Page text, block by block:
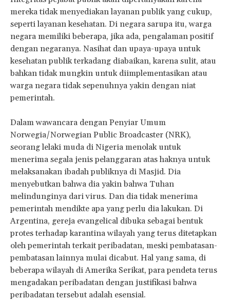
mereka tidak menyediakan layanan publik yang cukup,
seperti layanan kesehatan. Di negara sarupa itu, warga
negara memiliki beberapa, jika ada, pengalaman positif
dengan negaranya. Nasihat dan upaya-upaya untuk
kesehatan publik terkadang diabaikan, karena sulit, atau
bahkan tidak mungkin untuk diimplementasikan atau
warga negara tidak sepenuhnya yakin dengan niat
pemerintah.
Dalam wawancara dengan Penyiar Umum
Norwegia/Norwegian Public Broadcaster (NRK),
seorang lelaki muda di Nigeria menolak untuk
menerima segala jenis pelanggaran atas haknya untuk
melaksanakan ibadah publiknya di Masjid. Dia
menyebutkan bahwa dia yakin bahwa Tuhan
melindunginya dari virus. Dan dia tidak menerima
pemerintah mendikte apa yang perlu dia lakukan. Di
Argentina, gereja evangelical dibuka sebagai bentuk
protes terhadap karantina wilayah yang terus ditetapkan
oleh pemerintah terkait peribadatan, meski pembatasan-
pembatasan lainnya mulai dicabut. Hal yang sama, di
beberapa wilayah di Amerika Serikat, para pendeta terus
mengadakan peribadatan dengan justifikasi bahwa
peribadatan tersebut adalah esensial.